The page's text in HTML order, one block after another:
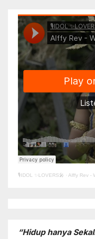
🎙️IDOL ✨LOVERS🎤 · Alffy Rev -
“Hidup hanya